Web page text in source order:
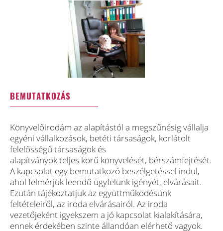
BEMUTATKOZÁS
Könyvelőirodám az alapítástól a megszűnésig vállalja
egyéni vállalkozások, betéti társaságok, korlátolt
felelősségű társaságok és
alapítványok teljes körű könyvelését, bérszámfejtését.
A kapcsolat egy bemutatkozó beszélgetéssel indul,
ahol felmérjük leendő ügyfelünk igényét, elvárásait.
Ezután tájékoztatjuk az együttműködésünk
feltételeiről, az iroda elvárásairól. Az iroda
vezetőjeként igyekszem a jó kapcsolat kialakítására,
ennek érdekében szinte állandóan elérhető vagyok.